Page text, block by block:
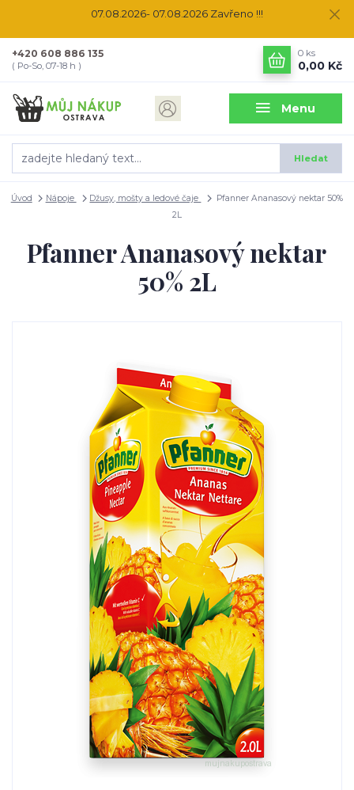
07.08.2026- 07.08.2026 Zavřeno !!!
Menu
Hledat
+420 608 886 135
( Po-So, 07-18 h )
0 ks
0,00 Kč
Úvod Nápoje Džusy, mošty a ledové čaje
Pfanner Ananasový nektar 50%
2L
Pfanner Ananasový nektar
50% 2L